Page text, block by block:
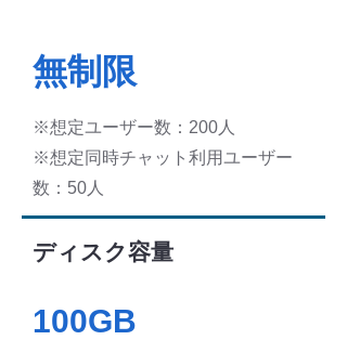
無制限
※想定ユーザー数：200人
※想定同時チャット利用ユーザー
数：50人
ディスク容量
100GB